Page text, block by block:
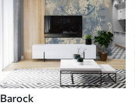
Barock